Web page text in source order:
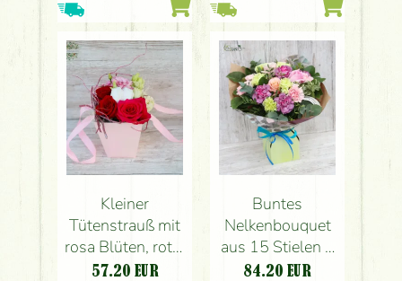
Kleiner
Tütenstrauß mit
rosa Blüten, roter
Rose und Herz (6
57.20 EUR
Buntes
Nelkenbouquet
aus 15 Stielen +
3 Rosen mit
84.20 EUR